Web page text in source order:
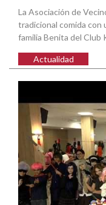
La Asociación de
tradicional comida con
familia Benita del Club
Actualidad